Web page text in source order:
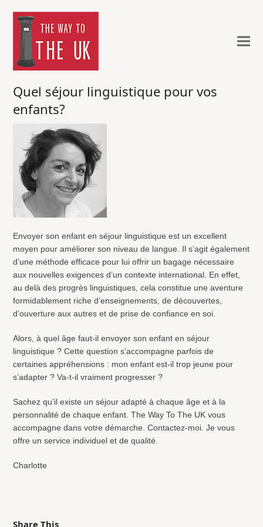
Quel séjour linguistique pour vos
enfants?
Envoyer son enfant en séjour linguistique est un excellent
moyen pour améliorer son niveau de langue. Il s’agit également
d’une méthode efficace pour lui offrir un bagage nécessaire
aux nouvelles exigences d’un contexte international. En effet,
au delà des progrès linguistiques, cela constitue une aventure
formidablement riche d’enseignements, de découvertes,
d’ouverture aux autres et de prise de confiance en soi.
Alors, à quel âge faut-il envoyer son enfant en séjour
linguistique ? Cette question s’accompagne parfois de
certaines appréhensions : mon enfant est-il trop jeune pour
s’adapter ? Va-t-il vraiment progresser ?
Sachez qu’il existe un séjour adapté à chaque âge et à la
personnalité de chaque enfant. The Way To The UK vous
accompagne dans votre démarche. Contactez-moi. Je vous
offre un service individuel et de qualité.
Charlotte
Share This